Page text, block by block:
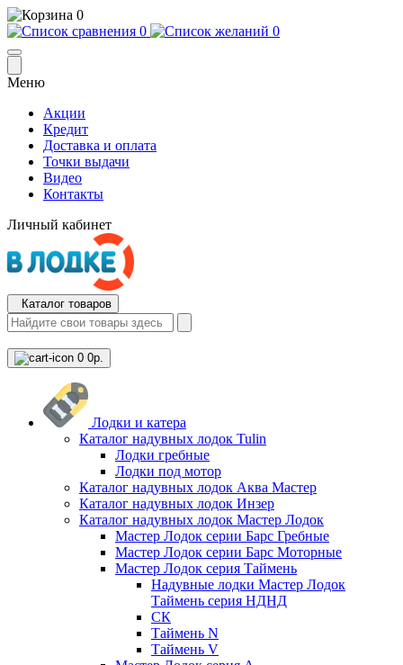
0
0
0
Меню
Акции
Кредит
Доставка и оплата
Точки выдачи
Видео
Контакты
Личный кабинет
Каталог товаров
0 0р.
Лодки и катера
Каталог надувных лодок Tulin
Лодки гребные
Лодки под мотор
Каталог надувных лодок Аква Мастер
Каталог надувных лодок Инзер
Каталог надувных лодок Мастер Лодок
Мастер Лодок серии Барс Гребные
Мастер Лодок серии Барс Моторные
Мастер Лодок серия Таймень
Надувные лодки Мастер Лодок
Таймень серия НДНД
СК
Таймень N
Таймень V